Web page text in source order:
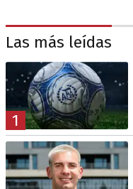
Las más leídas
1